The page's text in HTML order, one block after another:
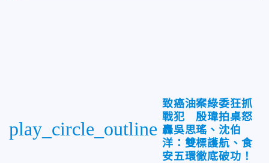
play_circle_outline
致癌油案綠委狂抓
戰犯 殷瑋拍桌怒
轟吳思瑤、沈伯
洋：雙標護航、食
安五環徹底破功！